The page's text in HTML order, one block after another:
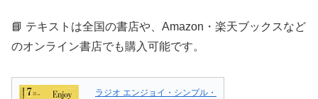
📘 テキストは全国の書店や、Amazon・楽天ブックスなど
のオンライン書店でも購入可能です。
ラジオ エンジョイ・シンプル・